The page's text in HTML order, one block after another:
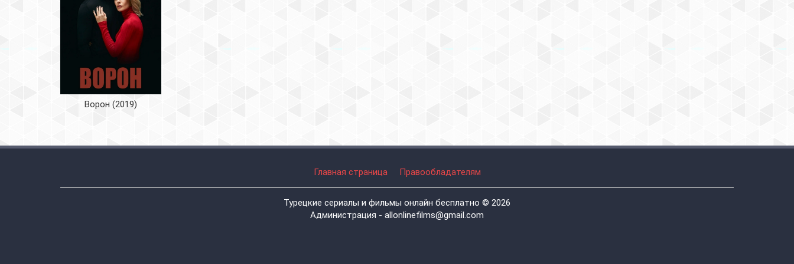
Ворон (2019)
Главная страница Правообладателям
Турецкие сериалы и фильмы онлайн бесплатно © 2026
Администрация - allonlinefilms@gmail.com